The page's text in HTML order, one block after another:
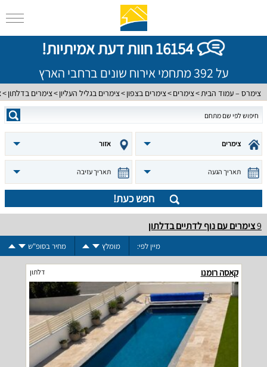
16154 חוות דעת אמיתיות!
על 392 מתחמי אירוח שונים ברחבי הארץ
צימרס – עמוד הבית צימרים צימרים בצפון צימרים בגליל העליון צימרים בדלתון
צימרים אזור
תאריך הגעה תאריך עזיבה
חפש כעת!
9צימרים עם נוף לדתיים בדלתון
מיין לפי: מומלץ מחיר בסופ"ש
קאסה רומנו דלתון